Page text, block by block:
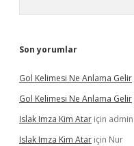
Son yorumlar
Gol Kelimesi Ne Anlama Gelir
Gol Kelimesi Ne Anlama Gelir
Islak Imza Kim Atar için admin
Islak Imza Kim Atar için Nur